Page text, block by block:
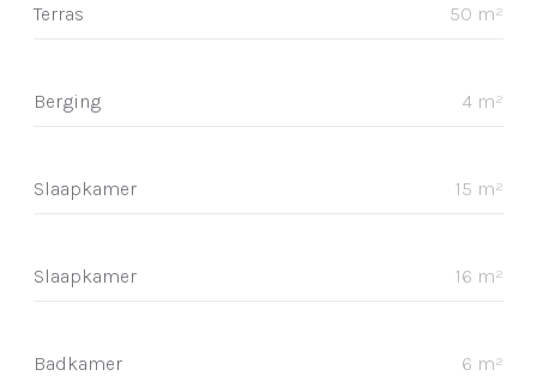
Terras 50 m²
Berging 4 m²
Slaapkamer 15 m²
Slaapkamer 16 m²
Badkamer 6 m²